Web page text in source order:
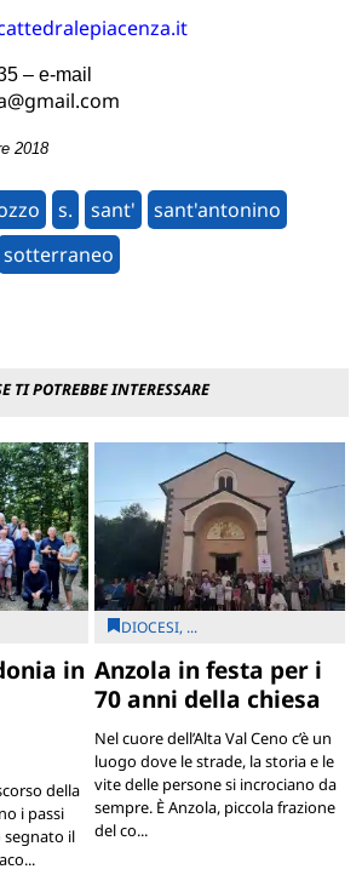
– e-mail
2018
s. sant'
sant'antonino
sotterraneo
TI POTREBBE INTERESSARE
in
della
i passi
segnato il
DIOCESI, ...
Anzola in festa per i
70 anni della chiesa
Nel cuore dell’Alta Val Ceno c’è un
luogo dove le strade, la storia e le
vite delle persone si incrociano da
sempre. È Anzola, piccola frazione
del co...